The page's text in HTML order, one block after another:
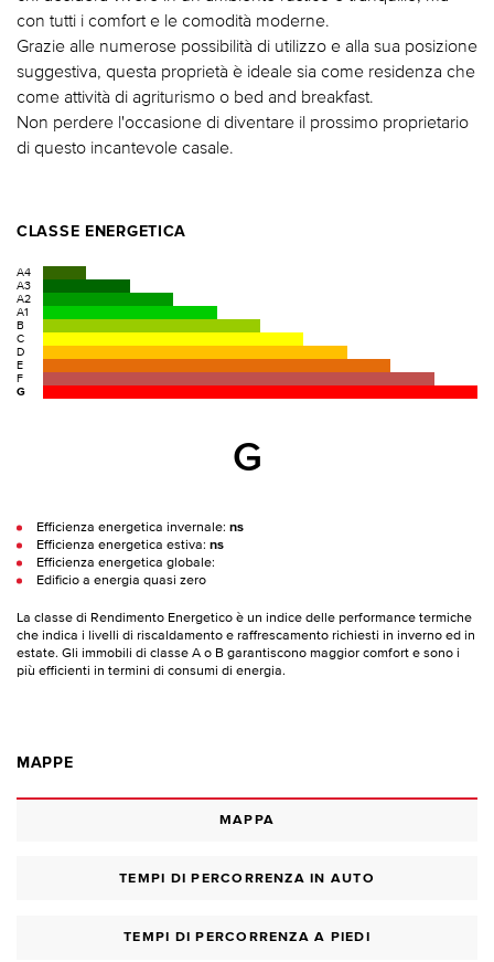
con tutti i comfort e le comodità moderne.
Grazie alle numerose possibilità di utilizzo e alla sua posizione
suggestiva, questa proprietà è ideale sia come residenza che
come attività di agriturismo o bed and breakfast.
Non perdere l'occasione di diventare il prossimo proprietario
di questo incantevole casale.
CLASSE ENERGETICA
A4
A3
A2
A1
B
C
D
E
F
G
G
Efficienza energetica invernale: ns
Efficienza energetica estiva: ns
Efficienza energetica globale:
Edificio a energia quasi zero
La classe di Rendimento Energetico è un indice delle performance termiche
che indica i livelli di riscaldamento e raffrescamento richiesti in inverno ed in
estate. Gli immobili di classe A o B garantiscono maggior comfort e sono i
più efficienti in termini di consumi di energia.
MAPPE
MAPPA
TEMPI DI PERCORRENZA IN AUTO
TEMPI DI PERCORRENZA A PIEDI